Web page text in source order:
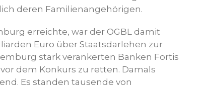
deren Familienangehörigen.
erreichte, war der OGBL damit
Euro über Staatsdarlehen zur
stark verankerten Banken Fortis
dem Konkurs zu retten. Damals
Es standen tausende von